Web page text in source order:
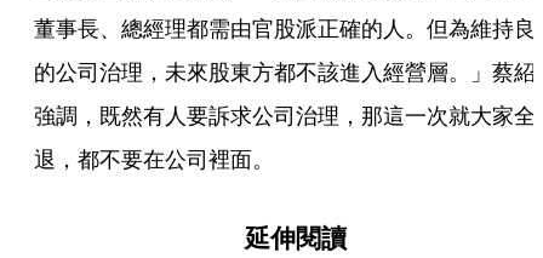
董事長、總經理都需由官股派正確的人。但為維持良
的公司治理，未來股東方都不該進入經營層。」蔡紹
強調，既然有人要訴求公司治理，那這一次就大家全
退，都不要在公司裡面。
延伸閱讀